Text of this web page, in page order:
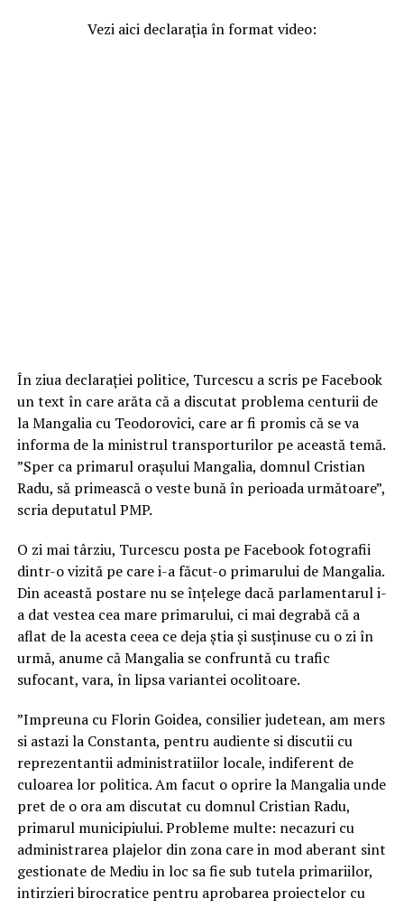
Vezi aici declarația în format video:
În ziua declarației politice, Turcescu a scris pe Facebook
un text în care arăta că a discutat problema centurii de
la Mangalia cu Teodorovici, care ar fi promis că se va
informa de la ministrul transporturilor pe această temă.
”Sper ca primarul orașului Mangalia, domnul Cristian
Radu, să primească o veste bună în perioada următoare”,
scria deputatul PMP.
O zi mai târziu, Turcescu posta pe Facebook fotografii
dintr-o vizită pe care i-a făcut-o primarului de Mangalia.
Din această postare nu se înțelege dacă parlamentarul i-
a dat vestea cea mare primarului, ci mai degrabă că a
aflat de la acesta ceea ce deja știa și susținuse cu o zi în
urmă, anume că Mangalia se confruntă cu trafic
sufocant, vara, în lipsa variantei ocolitoare.
”Impreuna cu Florin Goidea, consilier judetean, am mers
si astazi la Constanta, pentru audiente si discutii cu
reprezentantii administratiilor locale, indiferent de
culoarea lor politica. Am facut o oprire la Mangalia unde
pret de o ora am discutat cu domnul Cristian Radu,
primarul municipiului. Probleme multe: necazuri cu
administrarea plajelor din zona care in mod aberant sint
gestionate de Mediu in loc sa fie sub tutela primariilor,
intirzieri birocratice pentru aprobarea proiectelor cu